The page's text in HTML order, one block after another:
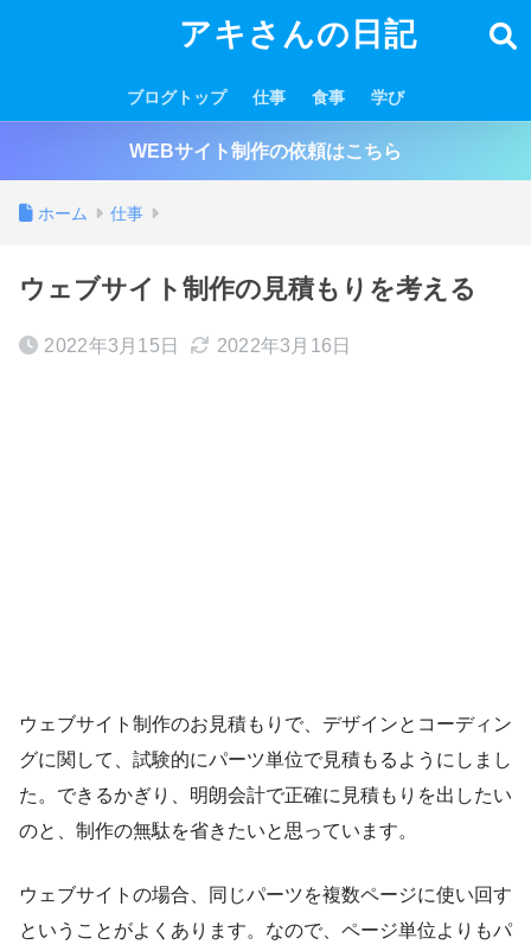
アキさんの日記
ブログトップ 仕事 食事 学び
WEBサイト制作の依頼はこちら
ホーム 仕事
ウェブサイト制作の見積もりを考える
2022年3月15日 2022年3月16日
ウェブサイト制作のお見積もりで、デザインとコーディン
グに関して、試験的にパーツ単位で見積もるようにしまし
た。できるかぎり、明朗会計で正確に見積もりを出したい
のと、制作の無駄を省きたいと思っています。
ウェブサイトの場合、同じパーツを複数ページに使い回す
ということがよくあります。なので、ページ単位よりもパ